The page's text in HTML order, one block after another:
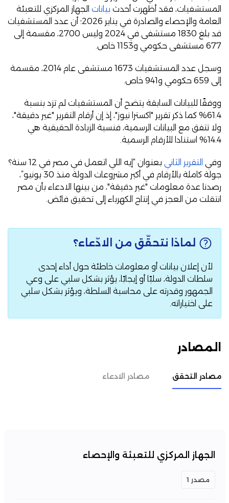
المستشفيات، فقد أظهرت أحدث بيانات الجهاز المركزي للتعبئة
العامة والإحصاء والصادرة في يناير 2026؛ أن عدد المستشفيات
قد بلغ 1830 مستشفى في 2024 وليس 2700، مقسمة إلى
677 مستشفى حكومي و1153 خاص.
وسجل عدد المستشفيات 1673 مستشفى عام 2014، مقسمة
إلى 659 حكومي و941 خاص.
ووفقًا للبيانات السابقة يتضح أن المستشفيات لم تزد بنسبة
61.4% كما ذكر تقرير "اكسترا نيوز"، إذ إن أرقام التقرير "غير دقيقة"،
ولا تتفق مع البيانات الرسمية، فنسبة الزيادة الحقيقية هي
14.4% استنادا للأرقام الرسمية.
وفي التقرير الثاني
بعنوان “إيه اللي اتعمل في مصر في 12 سنة؟
جولة كاملة بالأرقام في أكبر مشروعات الدولة منذ 30 يونيو”،
رصدنا عدة معلومات "غير دقيقة"، من بينها الادعاء بأن مصر
انتقلت من العجز في إنتاج الكهرباء إلى تحقيق فائض.
لماذا نتحقّق من الادّعاء؟
لأن إعلان بيانات أو معلومات خاطئة حول أداء إحدى
سلطات الدولة، سلبًا أو إيجابًا، يؤثر بشكل سلبي على وعي
الجمهور وقدرته على محاسبة السلطة، ويؤثر بشكل سلبي
على اختياراته.
المصادر
مصادر التحقق مصادر الادعاء
الجهاز المركزي للتعبئة والإحصاء
مصدر 1